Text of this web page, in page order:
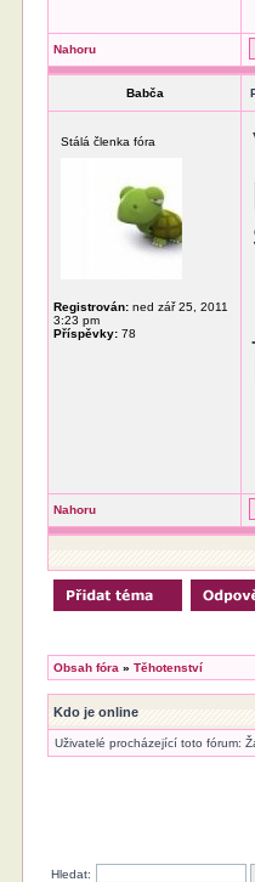
Nahoru
Babča
Stálá členka fóra
Registrován: ned zář 25, 2011
3:23 pm
Příspěvky: 78
Nahoru
Obsah fóra »Těhotenství
Kdo je online
Uživatelé procházející toto fórum:
Hledat: